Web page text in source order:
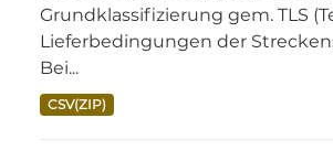
Grundklassifizierung gem. TLS
Lieferbedingungen der
Bei...
CSV(ZIP)